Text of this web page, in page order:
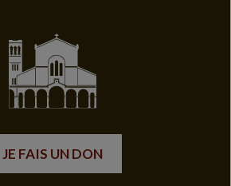
JE FAIS UN DON